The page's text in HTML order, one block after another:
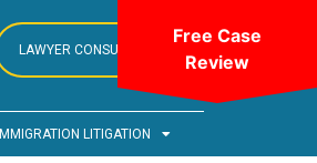
LAWYER CONSULTATION
IMMIGRATION LITIGATION
Free Case
Review